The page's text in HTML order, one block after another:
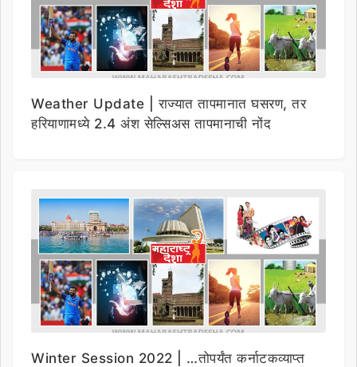
Weather Update | राज्यात तापमानात घसरण, तर
हरियाणामध्ये 2.4 अंश सेल्सिअस तापमानाची नोंद
Winter Session 2022 | …तोपर्यंत कर्नाटकव्याप्त